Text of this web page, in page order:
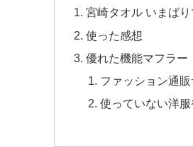
宮崎タオル いまば
使った感想
優れた機能マフラー
ファッション通
使っていない洋